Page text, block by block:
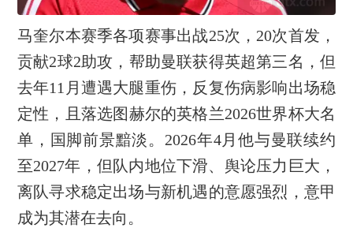
马奎尔本赛季各项赛事出战25次，20次首发，
贡献2球2助攻，帮助曼联获得英超第三名，但
去年11月遭遇大腿重伤，反复伤病影响出场稳
定性，且落选图赫尔的英格兰2026世界杯大名
单，国脚前景黯淡。2026年4月他与曼联续约
至2027年，但队内地位下滑、舆论压力巨大，
离队寻求稳定出场与新机遇的意愿强烈，意甲
成为其潜在去向。